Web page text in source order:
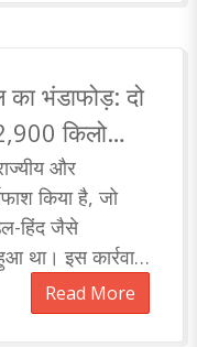
भंडाफोड़: दो
किलो
और
किया है, जो
हिंद जैसे
था। इस कार्रवाई
किया गया है।
Read More